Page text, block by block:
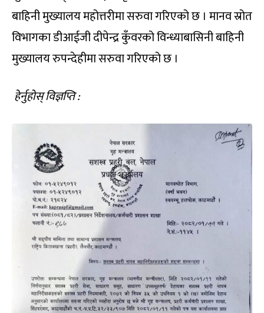
बाहिनी मुख्यालय महोत्तरीमा सरुवा गरिएको छ । मानव स्रोत
विभागका डीआईजी दीपेन्द्र कुँवरको विन्ध्याबासिनी बाहिनी
मुख्यालय रुपन्देहीमा सरुवा गरिएको छ ।
हेर्नुहोस् विज्ञप्ति :